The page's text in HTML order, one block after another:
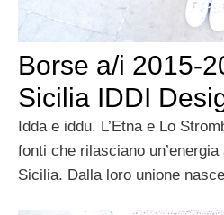
Borse a/i 2015-
Sicilia IDDI
Idda e iddu. L’Etna e Lo
fonti che rilasciano
Sicilia. Dalla loro unione